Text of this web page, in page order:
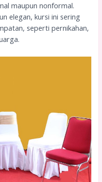
maupun nonformal.
elegan, kursi ini sering
seperti pernikahan,